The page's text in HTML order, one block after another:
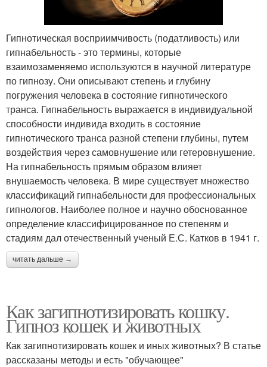
Гипнотическая восприимчивость (податливость) или
гипнабельность - это термины, которые
взаимозаменяемо используются в научной литературе
по гипнозу. Они описывают степень и глубину
погружения человека в состояние гипнотического
транса. Гипнабельность выражается в индивидуальной
способности индивида входить в состояние
гипнотического транса разной степени глубины, путем
воздействия через самовнушение или гетеровнушение.
На гипнабельность прямым образом влияет
внушаемость человека. В мире существует множество
классификаций гипнабельности для профессиональных
гипнологов. Наиболее полное и научно обоснованное
определение классифицированное по степеням и
стадиям дал отечественный ученый Е.С. Катков в 1941 г.
читать дальше →
Как загипнотизировать кошку.
Гипноз кошек и животных
Как загипнотизировать кошек и иных животных? В статье
рассказаны методы и есть "обучающее"